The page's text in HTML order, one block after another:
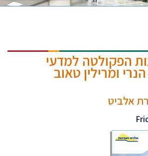
הפקולטה למדעי
ומרילין טאוב
אלביט